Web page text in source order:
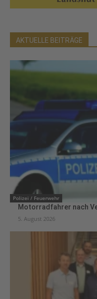
AKTUELLE BEITRÄGE
Polizei / Feuerwehr
Motorradfahrer nach
5. August 2026